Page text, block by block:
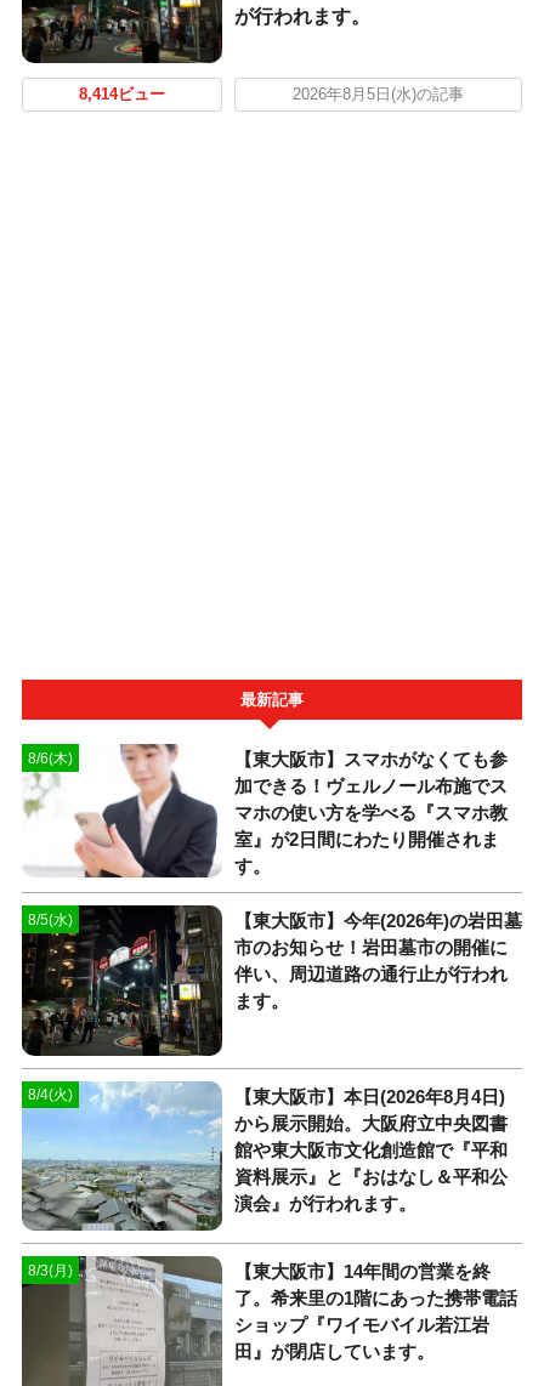
が行われます。
8,414ビュー 2026年8月5日(水)の記事
最新記事
8/6(木)
【東大阪市】スマホがなくても参
加できる！ヴェルノール布施でス
マホの使い方を学べる『スマホ教
室』が2日間にわたり開催されま
す。
8/5(水)
【東大阪市】今年(2026年)の岩田墓
市のお知らせ！岩田墓市の開催に
伴い、周辺道路の通行止が行われ
ます。
8/4(火)
【東大阪市】本日(2026年8月4日)
から展示開始。大阪府立中央図書
館や東大阪市文化創造館で『平和
資料展示』と『おはなし＆平和公
演会』が行われます。
8/3(月)
【東大阪市】14年間の営業を終
了。希来里の1階にあった携帯電話
ショップ『ワイモバイル若江岩
田』が閉店しています。